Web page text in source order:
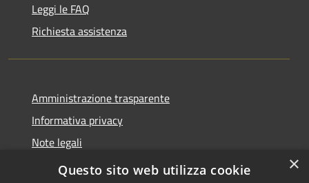
Leggi le FAQ
Richiesta assistenza
Amministrazione trasparente
Informativa privacy
Note legali
Dichiarazione di accessibilità
×
Questo sito web utilizza cookie